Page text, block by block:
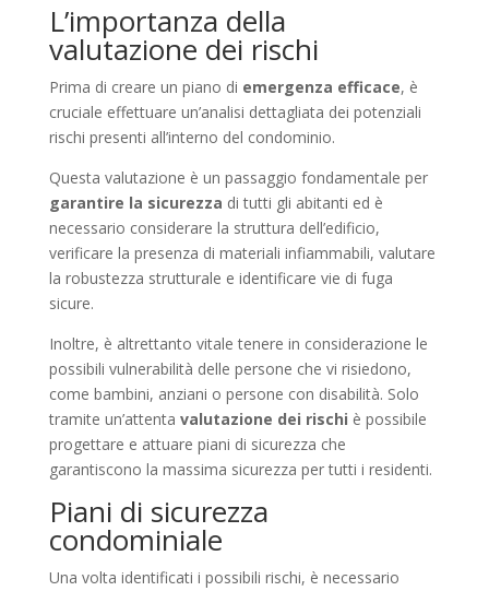
L’importanza della
valutazione dei rischi
Prima di creare un piano di emergenza efficace, è
cruciale effettuare un’analisi dettagliata dei potenziali
rischi presenti all’interno del condominio.
Questa valutazione è un passaggio fondamentale per
garantire la sicurezza di tutti gli abitanti ed è
necessario considerare la struttura dell’edificio,
verificare la presenza di materiali infiammabili, valutare
la robustezza strutturale e identificare vie di fuga
sicure.
Inoltre, è altrettanto vitale tenere in considerazione le
possibili vulnerabilità delle persone che vi risiedono,
come bambini, anziani o persone con disabilità. Solo
tramite un’attenta valutazione dei rischi è possibile
progettare e attuare piani di sicurezza che
garantiscono la massima sicurezza per tutti i residenti.
Piani di sicurezza
condominiale
Una volta identificati i possibili rischi, è necessario